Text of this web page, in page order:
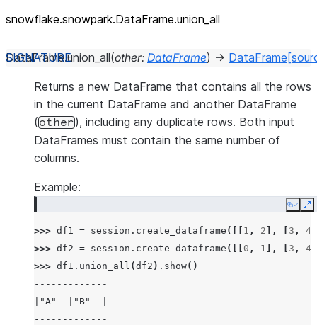
snowflake.snowpark.DataFrame.union_ all
DataFrame.union_all(other: DataFrame) → DataFrame
Returns a new DataFrame that contains all the rows
in the current DataFrame and another DataFrame
(other), including any duplicate rows. Both input
DataFrames must contain the same number of
columns.
Example:
Copy
>>> df1 = session . create_dataframe ([[ 1 , 2 ], 3 , 4
>>> df2 = session . create_dataframe ([[ 0 , 1 ], 3 , 4
>>> df1 . union_all (df2 ) . show()
-------------
|"A"  |"B"  |
-------------